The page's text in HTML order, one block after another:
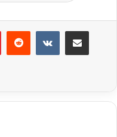
VKontakte